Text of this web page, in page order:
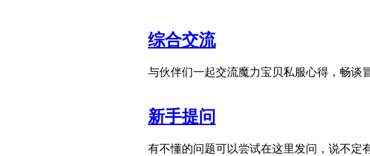
综合交流
与伙伴们一起交流魔力宝贝私服心得，畅谈
新手提问
有不懂的问题可以尝试在这里发问，说不定